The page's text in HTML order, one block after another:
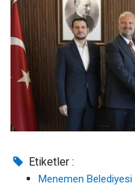
Etiketler :
Menemen Belediyesi